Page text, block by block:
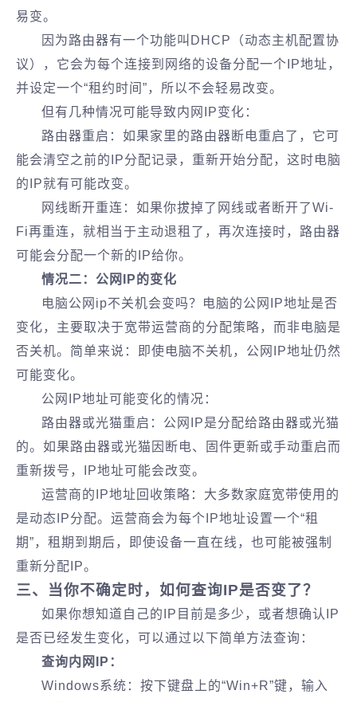
易变。
因为路由器有一个功能叫DHCP（动态主机配置协
议），它会为每个连接到网络的设备分配一个IP地址，
并设定一个“租约时间”，所以不会轻易改变。
但有几种情况可能导致内网IP变化：
路由器重启：如果家里的路由器断电重启了，它可
能会清空之前的IP分配记录，重新开始分配，这时电脑
的IP就有可能改变。
网线断开重连：如果你拔掉了网线或者断开了Wi-
Fi再重连，就相当于主动退租了，再次连接时，路由器
可能会分配一个新的IP给你。
情况二：公网IP的变化
电脑公网ip不关机会变吗？电脑的公网IP地址是否
变化，‌主要取决于宽带运营商的分配策略，而非电脑是
否关机‌。简单来说：‌即使电脑不关机，公网IP地址仍然
可能变化‌。
公网IP地址可能变化的情况：
路由器或光猫重启‌：公网IP是分配给路由器或光猫
的。如果路由器或光猫因断电、固件更新或手动重启而
重新拨号，IP地址可能会改变。
运营商的IP地址回收策略‌：大多数家庭宽带使用的
是‌动态IP‌分配。运营商会为每个IP地址设置一个“租
期”，租期到期后，即使设备一直在线，也可能被强制
重新分配IP。
三、当你不确定时，如何查询IP是否变了？
如果你想知道自己的IP目前是多少，或者想确认IP
是否已经发生变化，可以通过以下简单方法查询：
查询内网IP：
Windows系统：按下键盘上的“Win+R”键，输入